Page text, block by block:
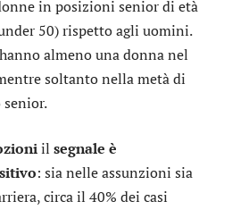
in posizioni senior di età
50) rispetto agli uomini.
almeno una donna nel
soltanto nella metà di
senior.
il segnale è
: sia nelle assunzioni sia
circa il 40% dei casi